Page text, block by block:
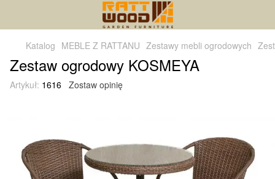
Katalog MEBLE Z RATTANU Zestawy mebli ogrodowych
Zestaw ogrodowy KOSMEYA
Artykuł: 1616 Zostaw opinię